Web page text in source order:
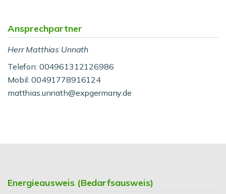
Ansprechpartner
Herr Matthias Unnath
Telefon: 004961312126986
Mobil: 00491778916124
matthias.unnath@expgermany.de
Energieausweis (Bedarfsausweis)